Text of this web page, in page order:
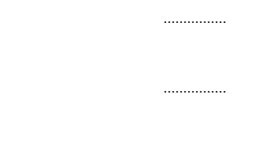
................
................